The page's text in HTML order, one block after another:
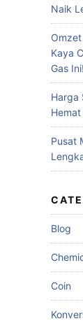
Naik
Kaya
Gas Ini!
Harga
Pusat
Blog
Coin